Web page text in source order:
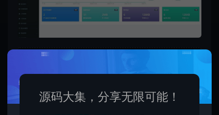
源码大集，分享无限可能！